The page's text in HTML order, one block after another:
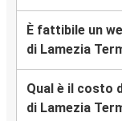
È fattibile un
di Lamezia
Qual è il costo
di Lamezia